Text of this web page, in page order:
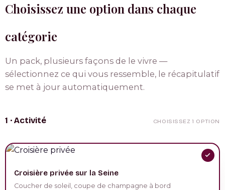
Choisissez une option dans chaque
catégorie
Un pack, plusieurs façons de le vivre —
sélectionnez ce qui vous ressemble, le récapitulatif
se met à jour automatiquement.
1 · Activité CHOISISSEZ 1 OPTION
Croisière privée sur la Seine
Coucher de soleil, coupe de champagne à bord